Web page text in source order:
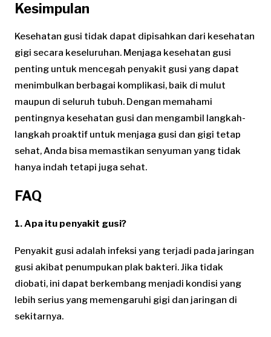
Kesimpulan
Kesehatan gusi tidak dapat dipisahkan dari kesehatan
gigi secara keseluruhan. Menjaga kesehatan gusi
penting untuk mencegah penyakit gusi yang dapat
menimbulkan berbagai komplikasi, baik di mulut
maupun di seluruh tubuh. Dengan memahami
pentingnya kesehatan gusi dan mengambil langkah-
langkah proaktif untuk menjaga gusi dan gigi tetap
sehat, Anda bisa memastikan senyuman yang tidak
hanya indah tetapi juga sehat.
FAQ
1. Apa itu penyakit gusi?
Penyakit gusi adalah infeksi yang terjadi pada jaringan
gusi akibat penumpukan plak bakteri. Jika tidak
diobati, ini dapat berkembang menjadi kondisi yang
lebih serius yang memengaruhi gigi dan jaringan di
sekitarnya.